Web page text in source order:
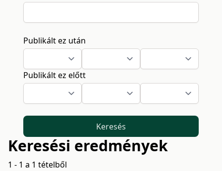
Publikált ez után
Publikált ez előtt
Keresés
Keresési eredmények
1 - 1 a 1 tételből